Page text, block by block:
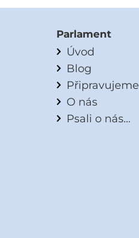
Parlament
Úvod
Blog
Připravujeme
O nás
Psali o nás…